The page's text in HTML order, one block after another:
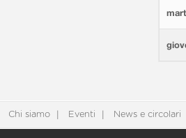
Chi siamo Eventi News e circolari